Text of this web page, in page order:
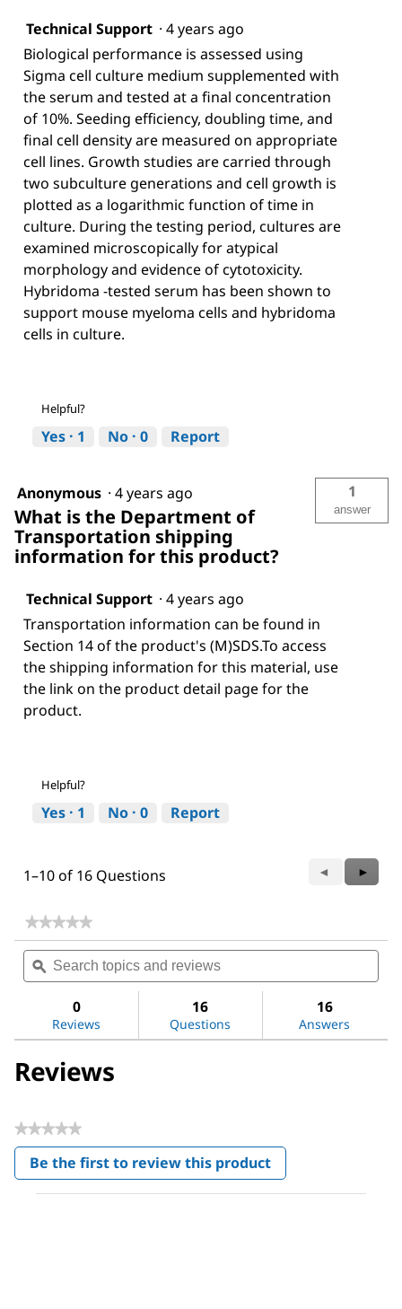
Technical Support · 4 years ago
Biological performance is assessed using
Sigma cell culture medium supplemented with
the serum and tested at a final concentration
of 10%. Seeding efficiency, doubling time, and
final cell density are measured on appropriate
cell lines. Growth studies are carried through
two subculture generations and cell growth is
plotted as a logarithmic function of time in
culture. During the testing period, cultures are
examined microscopically for atypical
morphology and evidence of cytotoxicity.
Hybridoma -tested serum has been shown to
support mouse myeloma cells and hybridoma
cells in culture.
Helpful?
Yes · 1 No · 0 Report
Anonymous · 4 years ago
What is the Department of
Transportation shipping
information for this product?
1
answer
Technical Support · 4 years ago
Transportation information can be found in
Section 14 of the product's (M)SDS.To access
the shipping information for this material, use
the link on the product detail page for the
product.
Helpful?
Yes · 1 No · 0 Report
1–10 of 16 Questions
Previous
Questions
◄
Next
►
★★★★★
★★★★★
rating
value
for
Bovine
Serum
Search
topics
and
ϙ
0
Reviews
16
Questions
16
Answers
Reviews
★★★★★
No
rating
value
Be the first to review this product
.
This